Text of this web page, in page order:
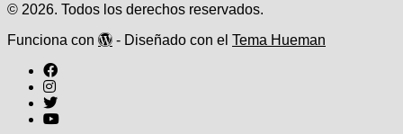
© 2026. Todos los derechos reservados.
Funciona con
- Diseñado con el Tema Hueman